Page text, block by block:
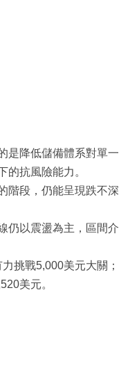
是降低儲備體系對單一
的抗風險能力。
階段，仍能呈現跌不深
仍以震盪為主，區間介
挑戰5,000美元大關；
美元。